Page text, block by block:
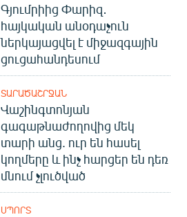
Գյումրիից Փարիզ․
հայկական անօդաչուն
ներկայացվել է միջազգային
ցուցահանդեսում
ՏԱՐԱԾԱՇՐՋԱՆ
Վաշինգտոնյան
գագաթնաժողովից մեկ
տարի անց. ուր են հասել
կողմերը և ինչ հարցեր են դեռ
մնում չլուծված
ՍՊՈՐՏ